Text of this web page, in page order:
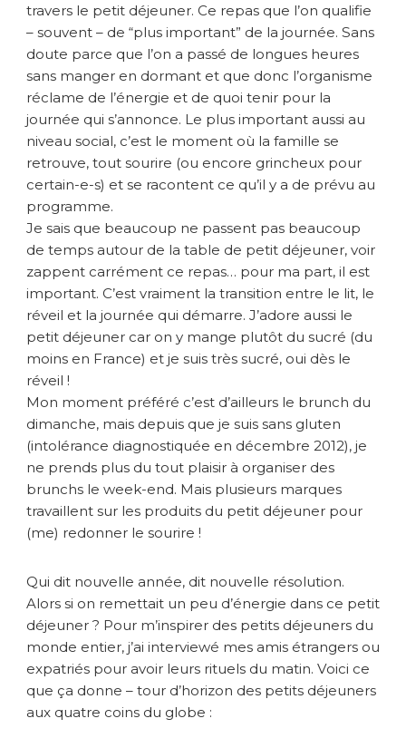
o
u
r
u
m
o
n
d
e
travers le petit déjeuner. Ce repas que l’on qualifie
– souvent – de “plus important” de la journée. Sans
doute parce que l’on a passé de longues heures
sans manger en dormant et que donc l’organisme
réclame de l’énergie et de quoi tenir pour la
journée qui s’annonce. Le plus important aussi au
niveau social, c’est le moment où la famille se
retrouve, tout sourire (ou encore grincheux pour
certain-e-s) et se racontent ce qu’il y a de prévu au
programme.
Je sais que beaucoup ne passent pas beaucoup
de temps autour de la table de petit déjeuner, voir
zappent carrément ce repas… pour ma part, il est
important. C’est vraiment la transition entre le lit, le
réveil et la journée qui démarre. J’adore aussi le
petit déjeuner car on y mange plutôt du sucré (du
moins en France) et je suis très sucré, oui dès le
réveil !
Mon moment préféré c’est d’ailleurs le brunch du
dimanche, mais depuis que je suis sans gluten
(intolérance diagnostiquée en décembre 2012), je
ne prends plus du tout plaisir à organiser des
brunchs le week-end. Mais plusieurs marques
travaillent sur les produits du petit déjeuner pour
(me) redonner le sourire !
Qui dit nouvelle année, dit nouvelle résolution.
Alors si on remettait un peu d’énergie dans ce petit
déjeuner ? Pour m’inspirer des petits déjeuners du
monde entier, j’ai interviewé mes amis étrangers ou
expatriés pour avoir leurs rituels du matin. Voici ce
que ça donne – tour d’horizon des petits déjeuners
aux quatre coins du globe :